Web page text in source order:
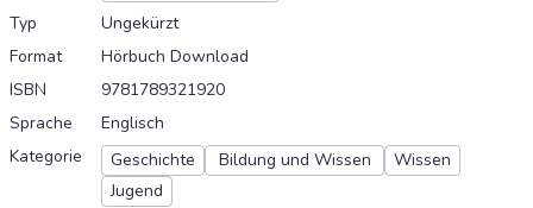
Typ
Ungekürzt
Format
Hörbuch Download
ISBN
9781789321920
Sprache
Englisch
Kategorie
Geschichte Bildung und Wissen
Wissen
Jugend